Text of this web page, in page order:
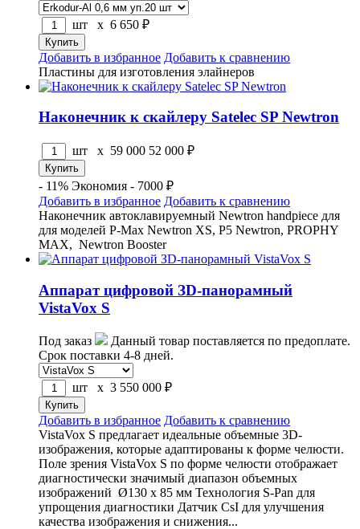
шт x 6 650 ₽
Добавить в избранное Добавить к сравнению
Пластины для изготовления элайнеров
Наконечник к скайлеру Satelec SP Newtron
шт x 59 000 52 000 ₽
- 11% Экономия - 7000 ₽
Добавить в избранное Добавить к сравнению
Наконечник автоклавируемный Newtron handpiece для
для моделей P-Max Newtron XS, P5 Newtron, PROPHY
MAX, Newtron Booster
Аппарат цифровой ЗD-панорамный
VistaVox S
Под заказ
Данный товар поставляется по предоплате.
Срок поставки 4-8 дней.
шт x 3 550 000 ₽
Добавить в избранное Добавить к сравнению
VistaVox S предлагает идеальные объемные 3D-
изображения, которые адаптированы к форме челюсти.
Поле зрения VistaVox S по форме челюсти отображает
диагностически значимый диапазон объемных
изображений Ø130 x 85 мм Технология S-Pan для
упрощения диагностики Датчик CsI для улучшения
качества изображения и снижения...